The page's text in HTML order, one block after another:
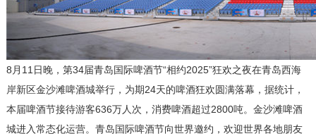
8月11日晚，第34届青岛国际啤酒节“相约2025”狂欢之夜在青岛西海
岸新区金沙滩啤酒城举行，为期24天的啤酒狂欢圆满落幕，据统计，
本届啤酒节接待游客636万人次，消费啤酒超过2800吨。金沙滩啤酒
城进入常态化运营。青岛国际啤酒节向世界邀约，欢迎世界各地朋友